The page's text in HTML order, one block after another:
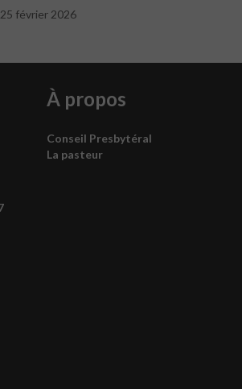
février 2026
À propos
Conseil Presbytéral
La pasteur